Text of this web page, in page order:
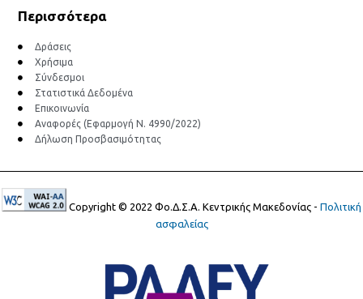
Περισσότερα
Δράσεις
Χρήσιμα
Σύνδεσμοι
Στατιστικά Δεδομένα
Επικοινωνία
Αναφορές (Εφαρμογή Ν. 4990/2022)
Δήλωση Προσβασιμότητας
Copyright © 2022 Φο.Δ.Σ.Α. Κεντρικής Μακεδονίας - Πολιτική
ασφαλείας